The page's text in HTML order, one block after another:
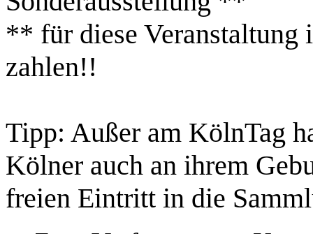
** für diese Veranstaltung
zahlen!!
Tipp: Außer am KölnTag
Kölner auch an ihrem
freien Eintritt in die